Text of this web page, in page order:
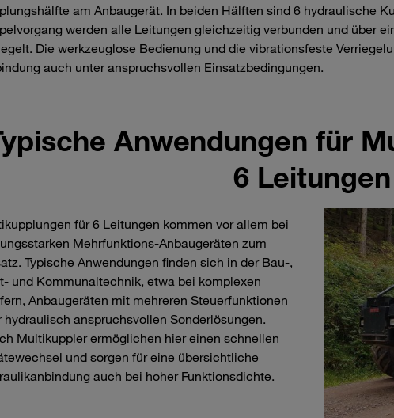
am Anbaugerät. In beiden Hälften sind 6 hydraulische
werden alle Leitungen gleichzeitig verbunden und über
Die werkzeuglose Bedienung und die vibrationsfeste
auch unter anspruchsvollen Einsatzbedingungen.
Anwendungen für
6 Leitungen
für 6 Leitungen kommen vor allem bei
Mehrfunktions‑Anbaugeräten zum
Typische Anwendungen finden sich in der Bau‑,
und Kommunaltechnik, etwa bei komplexen
Anbaugeräten mit mehreren Steuerfunktionen
hydraulisch anspruchsvollen Sonderlösungen.
Multikuppler ermöglichen hier einen schnellen
und sorgen für eine übersichtliche
auch bei hoher Funktionsdichte.